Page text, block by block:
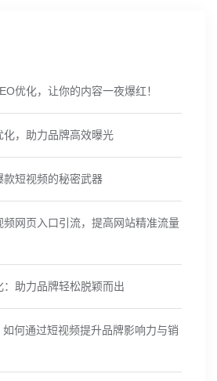
优化，让你的内容一夜爆红！
化，助力品牌高效曝光
款短视频的秘密武器
频网页入口引流，提高网站精准流量
助力品牌轻松脱颖而出
何通过短视频提升品牌影响力与销